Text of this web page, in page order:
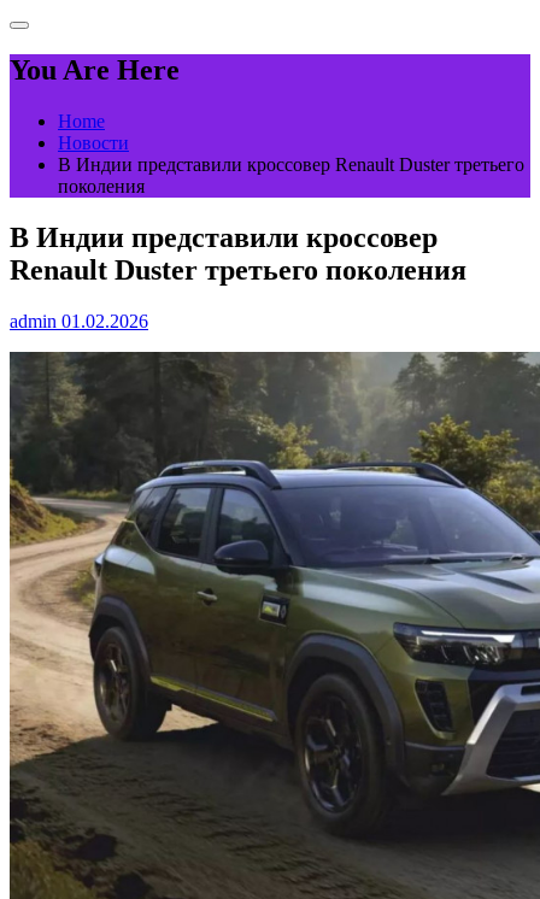
You Are Here
Home
Новости
В Индии представили кроссовер Renault Duster третьего
поколения
В Индии представили кроссовер
Renault Duster третьего поколения
admin 01.02.2026